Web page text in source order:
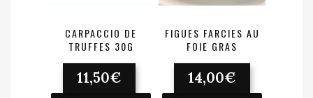
CARPACCIO DE
TRUFFES 30G
11,50€
FIGUES FARCIES AU
FOIE GRAS
14,00€